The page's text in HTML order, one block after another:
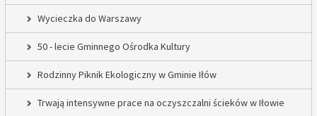
Wycieczka do Warszawy
50 - lecie Gminnego Ośrodka Kultury
Rodzinny Piknik Ekologiczny w Gminie Iłów
Trwają intensywne prace na oczyszczalni ścieków w Iłowie